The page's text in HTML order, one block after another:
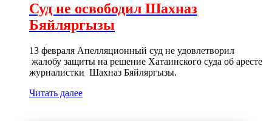
Суд не освободил Шахназ
Бяйляргызы
13 февраля Апелляционный суд не удовлетворил
жалобу защиты на решение Хатаинского суда об аресте
журналистки Шахназ Бяйляргызы.
Читать далее